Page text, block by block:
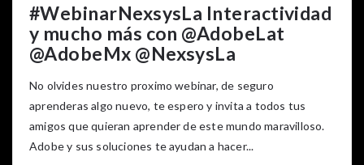
#WebinarNexsysLa Interactividad
y mucho más con @AdobeLat
@AdobeMx @NexsysLa
No olvides nuestro proximo webinar, de seguro
aprenderas algo nuevo, te espero y invita a todos tus
amigos que quieran aprender de este mundo maravilloso.
Adobe y sus soluciones te ayudan a hacer...